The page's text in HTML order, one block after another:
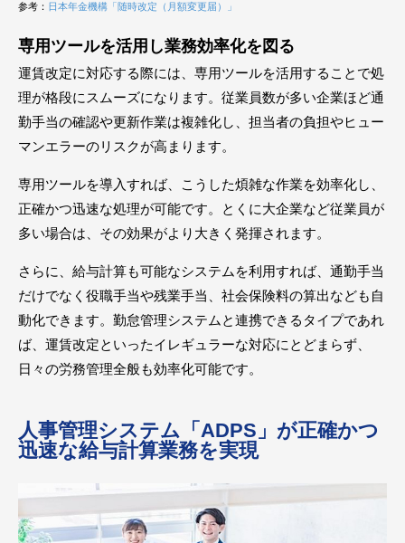
参考： 日本年金機構「随時改定（月額変更届）」
専用ツールを活用し業務効率化を図る
運賃改定に対応する際には、専用ツールを活用することで処
理が格段にスムーズになります。従業員数が多い企業ほど通
勤手当の確認や更新作業は複雑化し、担当者の負担やヒュー
マンエラーのリスクが高まります。
専用ツールを導入すれば、こうした煩雑な作業を効率化し、
正確かつ迅速な処理が可能です。とくに大企業など従業員が
多い場合は、その効果がより大きく発揮されます。
さらに、給与計算も可能なシステムを利用すれば、通勤手当
だけでなく役職手当や残業手当、社会保険料の算出なども自
動化できます。勤怠管理システムと連携できるタイプであれ
ば、運賃改定といったイレギュラーな対応にとどまらず、
日々の労務管理全般も効率化可能です。
人事管理システム「ADPS」が正確かつ
迅速な給与計算業務を実現